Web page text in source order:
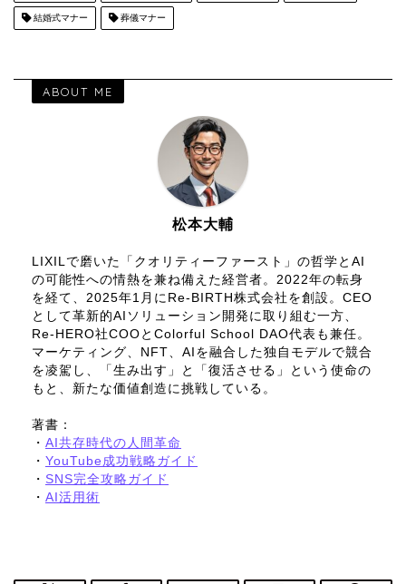
結婚式マナー 葬儀マナー
ABOUT ME
松本大輔
LIXILで磨いた「クオリティーファースト」の哲学とAI
の可能性への情熱を兼ね備えた経営者。2022年の転身
を経て、2025年1月にRe-BIRTH株式会社を創設。CEO
として革新的AIソリューション開発に取り組む一方、
Re-HERO社COOとColorful School DAO代表も兼任。
マーケティング、NFT、AIを融合した独自モデルで競合
を凌駕し、「生み出す」と「復活させる」という使命の
もと、新たな価値創造に挑戦している。
著書：
・ AI共存時代の人間革命
・ YouTube成功戦略ガイド
・ SNS完全攻略ガイド
・ AI活用術